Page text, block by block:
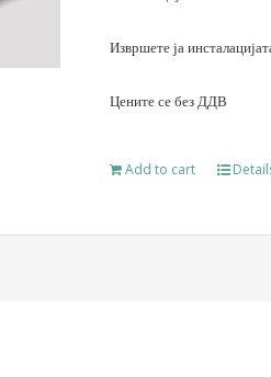
Извршете ја
Цените се без ДДВ
Add to cart